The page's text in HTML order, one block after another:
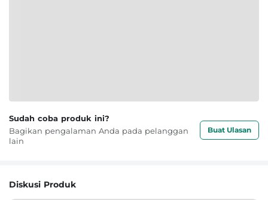
Sudah coba produk ini?
Bagikan pengalaman Anda pada pelanggan
lain
Buat Ulasan
Diskusi Produk